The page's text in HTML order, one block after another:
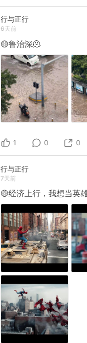
行与正行
6天前
🟡鲁治深🫠
1 0 0
行与正行
7天前
🟡经济上行，我想当英